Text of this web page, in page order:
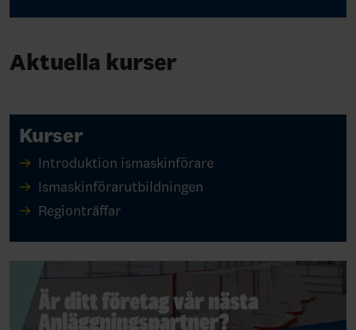
Aktuella kurser
Kurser
Introduktion ismaskinförare
Ismaskinförarutbildningen
Regionträffar